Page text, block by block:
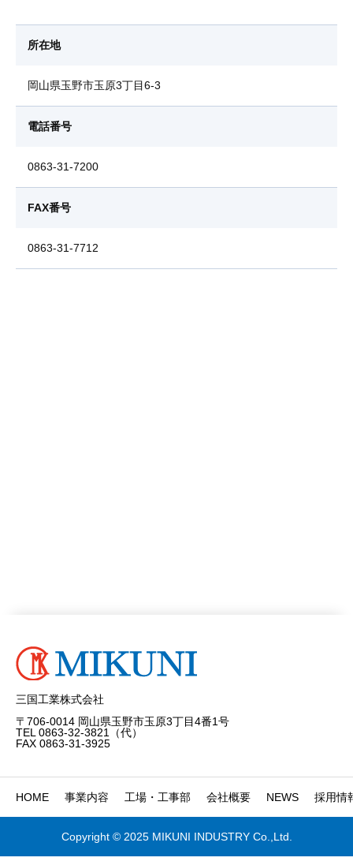
所在地
岡山県玉野市玉原3丁目6-3
電話番号
0863-31-7200
FAX番号
0863-31-7712
三国工業株式会社
〒706-0014 岡山県玉野市玉原3丁目4番1号
TEL 0863-32-3821（代）
FAX 0863-31-3925
HOME 事業内容 工場・工事部 会社概要 NEWS 採用情
Copyright © 2025 MIKUNI INDUSTRY Co.,Ltd.